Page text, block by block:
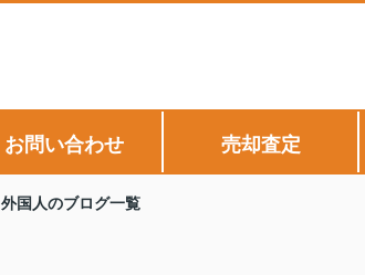
お問い合わせ 売却査定
外国人のブログ一覧